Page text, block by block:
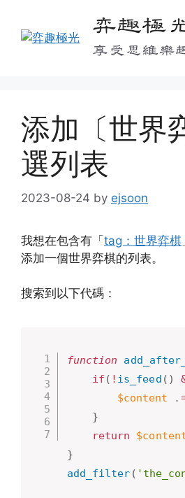
content
弈趣極
享受思維樂
添加〔世界
選列表
2023-08-24 by ejsoon
我想在包含有「tag：世界弈棋
添加一個世界弈棋的列表。
搜索到以下代碼：
function
if ( ! is_feed ( )
$content
.
}
return
}
add_filter (